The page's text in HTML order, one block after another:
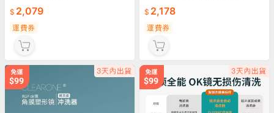
2,079
運費券
2,178
運費券